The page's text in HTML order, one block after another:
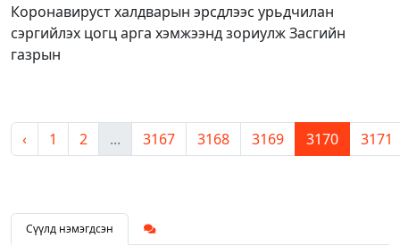
Коронавируст халдварын эрсдлээс урьдчилан
сэргийлэх цогц арга хэмжээнд зориулж Засгийн
газрын
‹ 1 2 ... 3167 3168 3169 3170 3171
Сүүлд нэмэгдсэн